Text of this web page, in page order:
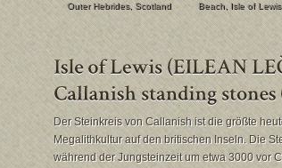
Outer Hebrides,Scotland Beach ,Isle of Lewis
Der Steinkreis von Callanish ist die größte
Megalithkultur auf den britischen Inseln. Die
während der Jungsteinzeit um etwa 3000 vor